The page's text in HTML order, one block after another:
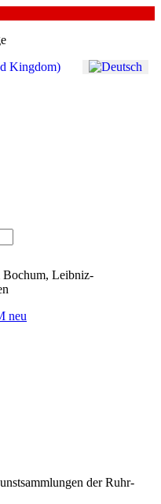
Bochum, Leibniz-
der Ruhr-